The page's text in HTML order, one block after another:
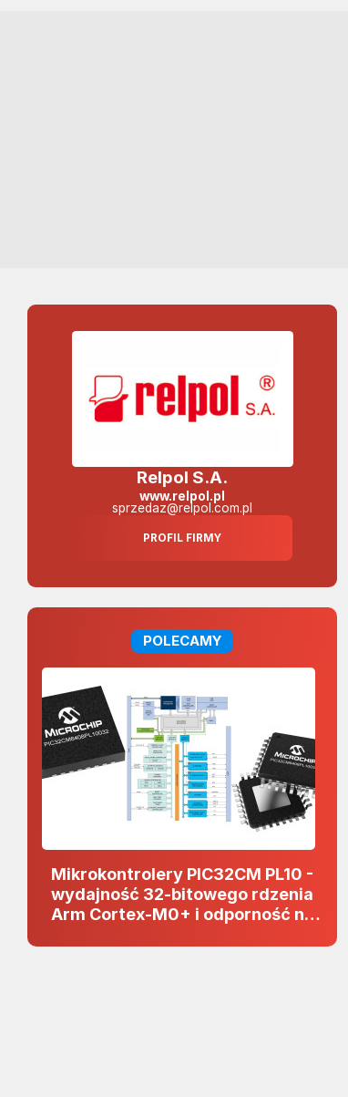
Relpol S.A.
www.relpol.pl
sprzedaz@relpol.com.pl
PROFIL FIRMY
POLECAMY
Mikrokontrolery PIC32CM PL10 -
wydajność 32-bitowego rdzenia
Arm Cortex-M0+ i odporność na